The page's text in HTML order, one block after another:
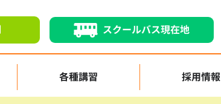
スクールバス現在地
各種講習 採用情報